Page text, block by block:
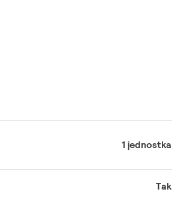
1 jednostka
Tak